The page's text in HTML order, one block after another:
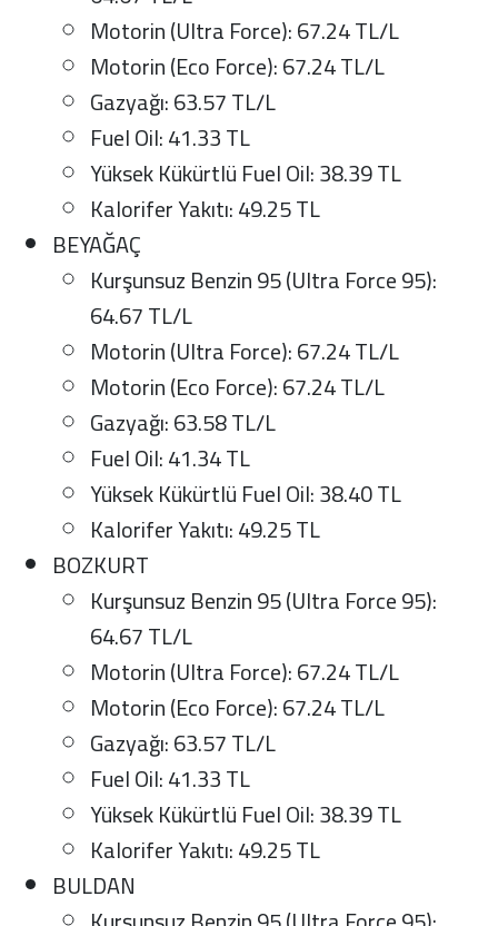
Motorin (Ultra Force): 67.24 TL/L
Motorin (Eco Force): 67.24 TL/L
Gazyağı: 63.57 TL/L
Fuel Oil: 41.33 TL
Yüksek Kükürtlü Fuel Oil: 38.39 TL
Kalorifer Yakıtı: 49.25 TL
BEYAĞAÇ
Kurşunsuz Benzin 95 (Ultra Force 95):
64.67 TL/L
Motorin (Ultra Force): 67.24 TL/L
Motorin (Eco Force): 67.24 TL/L
Gazyağı: 63.58 TL/L
Fuel Oil: 41.34 TL
Yüksek Kükürtlü Fuel Oil: 38.40 TL
Kalorifer Yakıtı: 49.25 TL
BOZKURT
Kurşunsuz Benzin 95 (Ultra Force 95):
64.67 TL/L
Motorin (Ultra Force): 67.24 TL/L
Motorin (Eco Force): 67.24 TL/L
Gazyağı: 63.57 TL/L
Fuel Oil: 41.33 TL
Yüksek Kükürtlü Fuel Oil: 38.39 TL
Kalorifer Yakıtı: 49.25 TL
BULDAN